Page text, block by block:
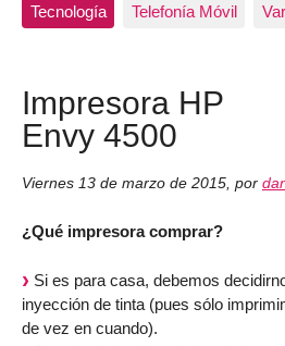
Tecnología Telefonía Móvil
Impresora HP
Envy 4500
Viernes 13 de marzo de 2015, por
¿Qué impresora comprar?
Si es para casa, debemos
inyección de tinta (pues sólo
de vez en cuando).